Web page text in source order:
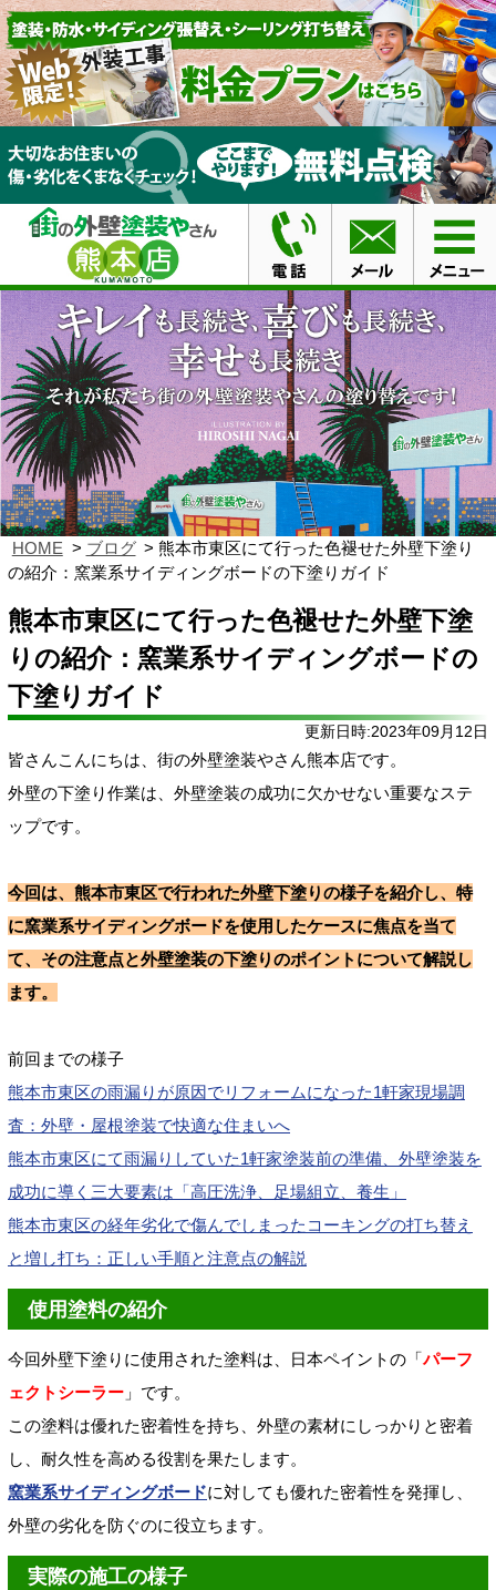
HOME ブログ
熊本市東区にて行った色褪せた外壁下塗り
の紹介：窯業系サイディングボードの下塗りガイド
熊本市東区にて行った色褪せた外壁下塗
りの紹介：窯業系サイディングボードの
下塗りガイド
更新日時:2023年09月12日
皆さんこんにちは、街の外壁塗装やさん熊本店です。
外壁の下塗り作業は、外壁塗装の成功に欠かせない重要なステ
ップです。
今回は、熊本市東区で行われた外壁下塗りの様子を紹介し、特
に窯業系サイディングボードを使用したケースに焦点を当て
て、その注意点と外壁塗装の下塗りのポイントについて解説し
ます。
前回までの様子
熊本市東区の雨漏りが原因でリフォームになった1軒家現場調
査：外壁・屋根塗装で快適な住まいへ
熊本市東区にて雨漏りしていた1軒家塗装前の準備、外壁塗装を
成功に導く三大要素は「高圧洗浄、足場組立、養生」
熊本市東区の経年劣化で傷んでしまったコーキングの打ち替え
と増し打ち：正しい手順と注意点の解説
使用塗料の紹介
今回外壁下塗りに使用された塗料は、日本ペイントの「パーフ
ェクトシーラー 」です。
この塗料は優れた密着性を持ち、外壁の素材にしっかりと密着
し、耐久性を高める役割を果たします。
窯業系サイディングボードに対しても優れた密着性を発揮し、
外壁の劣化を防ぐのに役立ちます。
実際の施工の様子